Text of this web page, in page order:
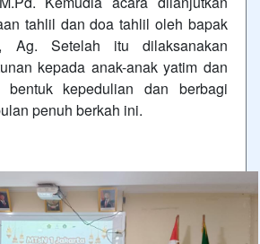
tahlil dan doa tahlil oleh bapak
Ag. Setelah itu dilaksanakan
kepada anak-anak yatim dan
bentuk kepedulian dan berbagi
penuh berkah ini.